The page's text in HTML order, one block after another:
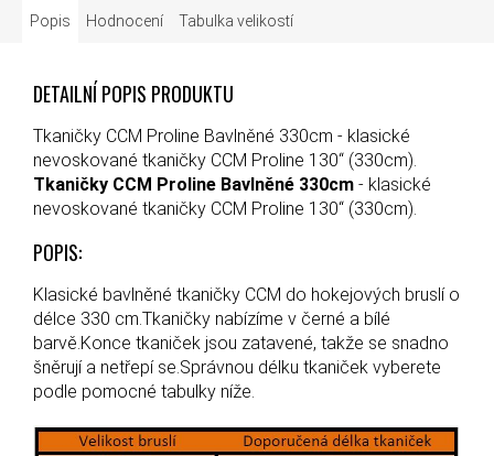
Popis Hodnocení Tabulka velikostí
DETAILNÍ POPIS PRODUKTU
Tkaničky CCM Proline Bavlněné 330cm - klasické
nevoskované tkaničky CCM Proline 130“ (330cm).
Tkaničky CCM Proline Bavlněné 330cm - klasické
nevoskované tkaničky CCM Proline 130“ (330cm).
POPIS:
Klasické bavlněné tkaničky CCM do hokejových bruslí o
délce 330 cm.Tkaničky nabízíme v černé a bílé
barvě.Konce tkaniček jsou zatavené, takže se snadno
šněrují a netřepí se.Správnou délku tkaniček vyberete
podle pomocné tabulky níže.